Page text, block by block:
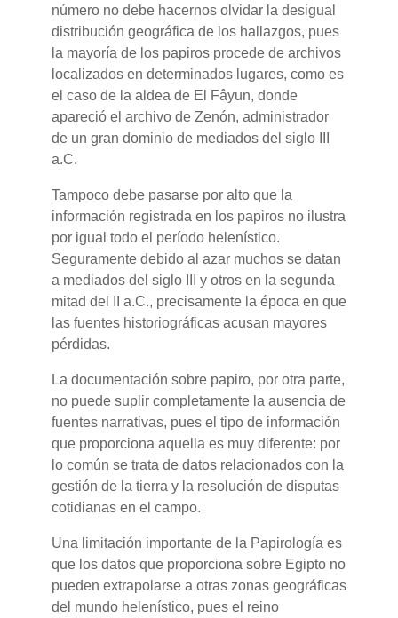
número no debe hacernos olvidar la desigual
distribución geográfica de los hallazgos, pues
la mayoría de los papiros procede de archivos
localizados en determinados lugares, como es
el caso de la aldea de El Fâyun, donde
apareció el archivo de Zenón, administrador
de un gran dominio de mediados del siglo III
a.C.
Tampoco debe pasarse por alto que la
información registrada en los papiros no ilustra
por igual todo el período helenístico.
Seguramente debido al azar muchos se datan
a mediados del siglo III y otros en la segunda
mitad del II a.C., precisamente la época en que
las fuentes historiográficas acusan mayores
pérdidas.
La documentación sobre papiro, por otra parte,
no puede suplir completamente la ausencia de
fuentes narrativas, pues el tipo de información
que proporciona aquella es muy diferente: por
lo común se trata de datos relacionados con la
gestión de la tierra y la resolución de disputas
cotidianas en el campo.
Una limitación importante de la Papirología es
que los datos que proporciona sobre Egipto no
pueden extrapolarse a otras zonas geográficas
del mundo helenístico, pues el reino